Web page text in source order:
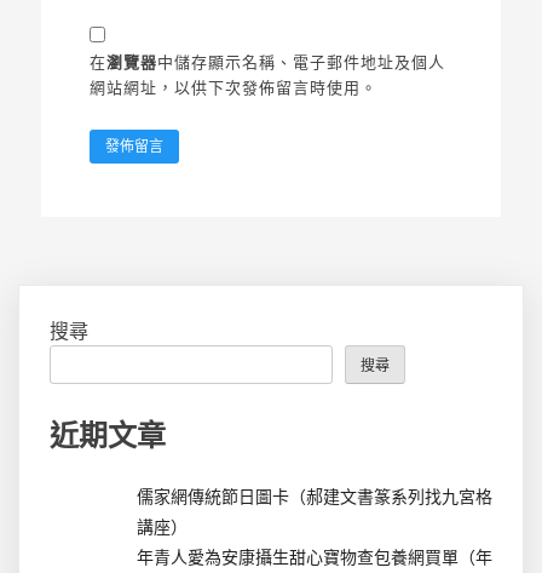
在瀏覽器中儲存顯示名稱、電子郵件地址及個人
網站網址，以供下次發佈留言時使用。
搜尋
搜尋
近期文章
儒家網傳統節日圖卡（郝建文書篆系列找九宮格
講座）
年青人愛為安康攝生甜心寶物查包養網買單（年